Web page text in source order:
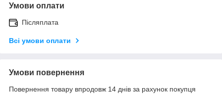
Умови оплати
Післяплата
Всі умови оплати
Умови повернення
Повернення товару впродовж 14 днів за рахунок покупця